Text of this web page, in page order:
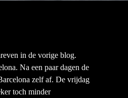
in de vorige blog.
Na een paar dagen de
zelf af. De vrijdag
toch minder